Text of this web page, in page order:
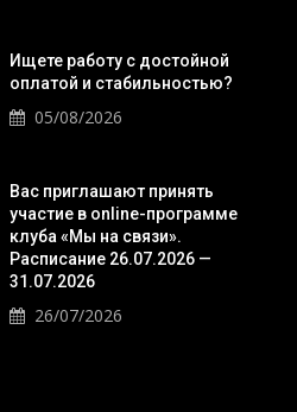
Ищете работу с достойной
оплатой и стабильностью?
05/08/2026
Вас приглашают принять
участие в online-программе
клуба «Мы на связи».
Расписание 26.07.2026 —
31.07.2026
26/07/2026